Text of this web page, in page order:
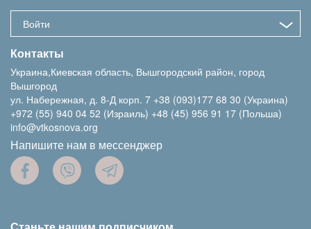
Войти
Контакты
Украина,Киевская область, Вышгородский район, город
Вышгород
ул. Набережная, д. 8-Д корп. 7 +38 (093)177 68 30 (Украина)
+972 (55) 940 04 52 (Израиль) +48 (45) 956 91 17 (Польша)
info@vtkosnova.org
Напишите нам в мессенджер